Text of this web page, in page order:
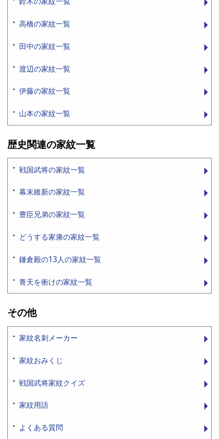
高橋の家紋一覧
田中の家紋一覧
渡辺の家紋一覧
伊藤の家紋一覧
山本の家紋一覧
歴史関連の家紋一覧
戦国武将の家紋一覧
幕末維新の家紋一覧
豊臣兄弟の家紋一覧
どうする家康の家紋一覧
鎌倉殿の13人の家紋一覧
青天を衝けの家紋一覧
その他
家紋名刺メーカー
家紋おみくじ
戦国武将家紋クイズ
家紋用語
よくある質問